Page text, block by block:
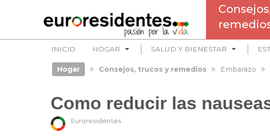
INICIO HOGAR SALUD Y BIENESTAR
Hogar Consejos, trucos y remedios Embarazo
Como reducir las
Euroresidentes